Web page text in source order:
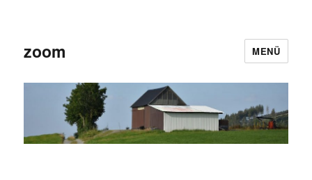
zoom MENÜ